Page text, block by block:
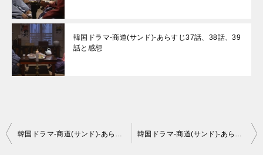
韓国ドラマ-商道(サンド)-あらすじ37話、38話、39
話と感想
投
韓国ドラマ-商道(サンド)-あらすじ7話、8話、9話と感想 韓国ドラマ-商道(サンド)-あらすじ13話、14話、15話と感想